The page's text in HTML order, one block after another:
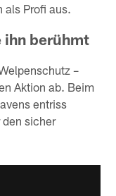
als Profi aus.
ihn berühmt
–
Aktion ab. Beim
entriss
sicher